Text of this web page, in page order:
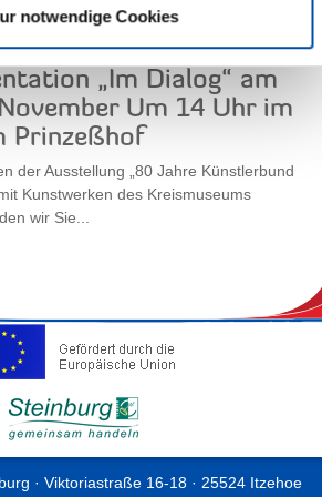
notwendige Cookies
„Im Dialog“ am
Um 14 Uhr im
Prinzeßhof
der Ausstellung „80 Jahre Künstlerbund
Kunstwerken des Kreismuseums
wir Sie...
· Viktoriastraße 16-18 · 25524 Itzehoe